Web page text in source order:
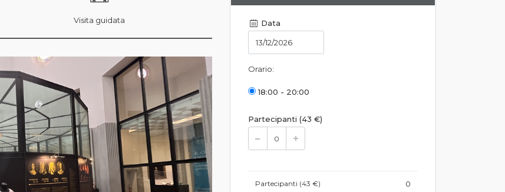
Visita guidata Data
Orario:
18:00 - 20:00
Partecipanti (43 €)
Partecipanti (43 €) 0